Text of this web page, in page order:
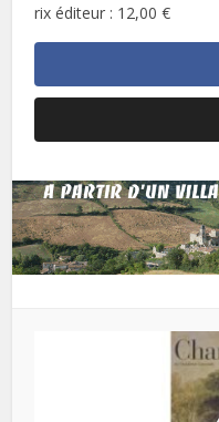
rix éditeur : 12,00 €